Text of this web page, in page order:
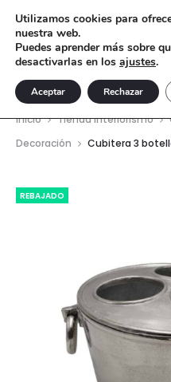
Inicio Tienda interiorismo
Decoración
Cubitera 3
REBAJADO
Utilizamos cookies para
nuestra web.
Puedes aprender más sobre
desactivarlas en los ajustes.
Aceptar Rechazar